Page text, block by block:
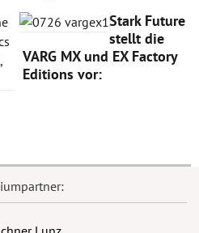
Stark Future
stellt die
VARG MX und EX Factory
Editions vor: